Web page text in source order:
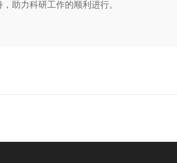
助力科研工作的顺利进行。